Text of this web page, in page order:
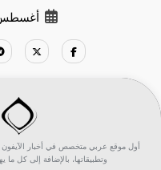
أغسطس 9,
أول موقع عربي متخصص في أخبار الآيفون
وتطبيقاتها، بالإضافة إلى كل ما